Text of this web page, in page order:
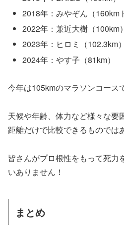
2018年：みやぞん（160km
2022年：兼近大樹（100km）
2023年：ヒロミ（102.3km）
2024年：やす子（81km）
今年は105kmのマラソンコース
天候や年齢、体力など様々な要
距離だけで比較できるものでは
皆さんがプロ根性をもって死力
いありません！
まとめ